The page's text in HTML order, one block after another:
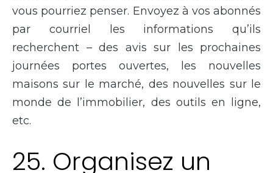
vous pourriez penser. Envoyez à vos abonnés
par courriel les informations qu’ils
recherchent – des avis sur les prochaines
journées portes ouvertes, les nouvelles
maisons sur le marché, des nouvelles sur le
monde de l’immobilier, des outils en ligne,
etc.
25. Organisez un